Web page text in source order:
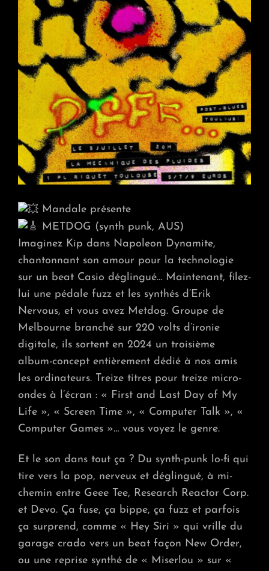
Mandale présente
METDOG (synth punk, AUS)
Imaginez Kip dans Napoleon Dynamite,
chantonnant son amour pour la technologie
sur un beat Casio déglingué… Maintenant, filez-
lui une pédale fuzz et les synthés d’Erik
Nervous, et vous avez Metdog. Groupe de
Melbourne branché sur 220 volts d’ironie
digitale, ils sortent en 2024 un troisième
album-concept entièrement dédié à nos amis
les ordinateurs. Treize titres pour treize micro-
ondes à l’écran : « First and Last Day of My
Life », « Screen Time », « Computer Talk », «
Computer Games »… vous voyez le genre.
Et le son dans tout ça ? Du synth-punk lo-fi qui
tire vers la pop, nerveux et déglingué, à mi-
chemin entre Geee Tee, Research Reactor Corp.
et Devo. Ça fuse, ça bippe, ça fuzz et parfois
ça surprend, comme « Hey Siri » qui vrille du
garage crado vers un beat façon New Order,
ou une reprise synthé de « Miserlou » sur «